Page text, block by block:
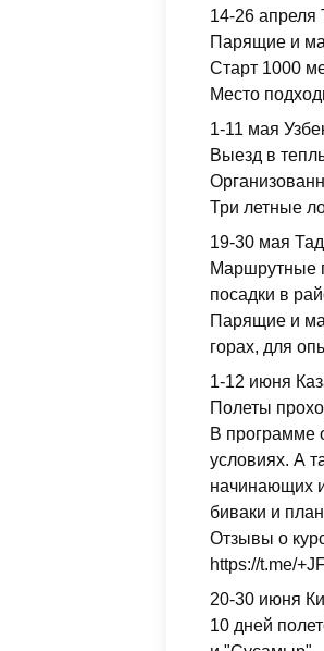
14-26 апреля
Парящие и
Старт 1000
Место
1-11 мая
Выезд в
Три летные
19-30 мая
Маршрутные
посадки в
Парящие и
горах, для
1-12 июня
Полеты
В программе
условиях. А
начинающих
биваки и
Отзывы о
https://t.me/
20-30 июня
10 дней